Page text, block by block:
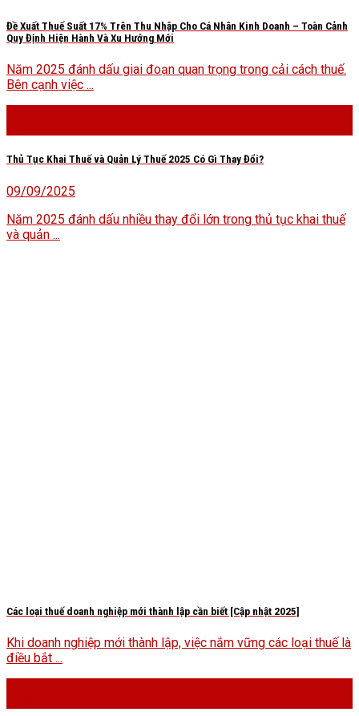
Đề Xuất Thuế Suất 17% Trên Thu Nhập Cho Cá Nhân Kinh Doanh – Toàn Cảnh
Quy Định Hiện Hành Và Xu Hướng Mới
Năm 2025 đánh dấu giai đoạn quan trọng trong cải cách thuế.
Bên cạnh việc ...
Thủ Tục Khai Thuế và Quản Lý Thuế 2025 Có Gì Thay Đổi?
09/09/2025
Năm 2025 đánh dấu nhiều thay đổi lớn trong thủ tục khai thuế
và quản ...
Các loại thuế doanh nghiệp mới thành lập cần biết [Cập nhật 2025]
Khi doanh nghiệp mới thành lập, việc nắm vững các loại thuế là
điều bắt ...